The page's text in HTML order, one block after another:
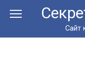
Сайт